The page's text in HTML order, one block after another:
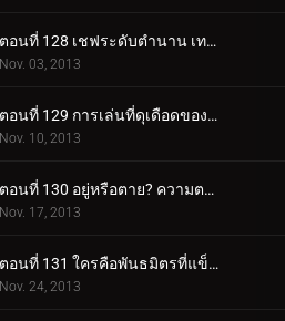
ตอนที่ 128 เชฟระดับตำนาน เทนกุ บรันชิ ปรากฏตัว!!
Nov. 03, 2013
ตอนที่ 129 การเล่นที่ดุเดือดของ Super Foul! บรันชี่ เดินหน้า!!
Nov. 10, 2013
ตอนที่ 130 อยู่หรือตาย? ความตายในการทำอาหารเพื่อความสมดุล!!
Nov. 17, 2013
ตอนที่ 131 ใครคือพันธมิตรที่แข็งแกร่งที่สุด? ทำอาหารทั้งเกาะ!
Nov. 24, 2013